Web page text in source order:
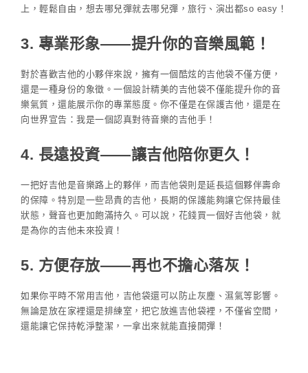
上，輕鬆自由，想去哪兒彈就去哪兒彈，旅行、演出都so easy！
3. 專業形象——提升你的音樂風範！
對於喜歡吉他的小夥伴來說，擁有一個酷炫的吉他袋不僅方便，
還是一種身份的象徵。一個設計精美的吉他袋不僅能提升你的音
樂氣質，還能展示你的專業態度。你不僅是在保護吉他，還是在
向世界宣告：我是一個認真對待音樂的吉他手！
4. 長遠投資——讓吉他陪你更久！
一把好吉他是音樂路上的夥伴，而吉他袋則是延長這個夥伴壽命
的保障。特別是一些昂貴的吉他，長期的保護能夠讓它保持最佳
狀態，聲音也更加飽滿持久。可以說，花錢買一個好吉他袋，就
是為你的吉他未來投資！
5. 方便存放——再也不擔心落灰！
如果你平時不常用吉他，吉他袋還可以防止灰塵、濕氣等影響。
無論是放在家裡還是排練室，把它放進吉他袋裡，不僅省空間，
還能讓它保持乾淨整潔，一拿出來就能直接開彈！